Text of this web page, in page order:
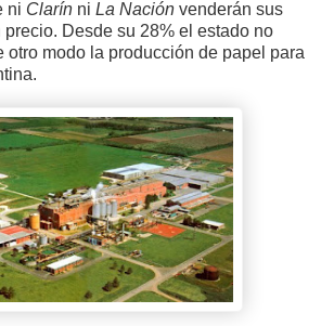
ni Clarín ni La Nación venderán sus
Desde su 28% el estado no
otro modo la producción de papel para